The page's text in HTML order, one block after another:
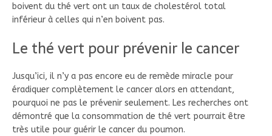
boivent du thé vert ont un taux de cholestérol total
inférieur à celles qui n’en boivent pas.
Le thé vert pour prévenir le cancer
Jusqu’ici, il n’y a pas encore eu de remède miracle pour
éradiquer complètement le cancer alors en attendant,
pourquoi ne pas le prévenir seulement. Les recherches ont
démontré que la consommation de thé vert pourrait être
très utile pour guérir le cancer du poumon.